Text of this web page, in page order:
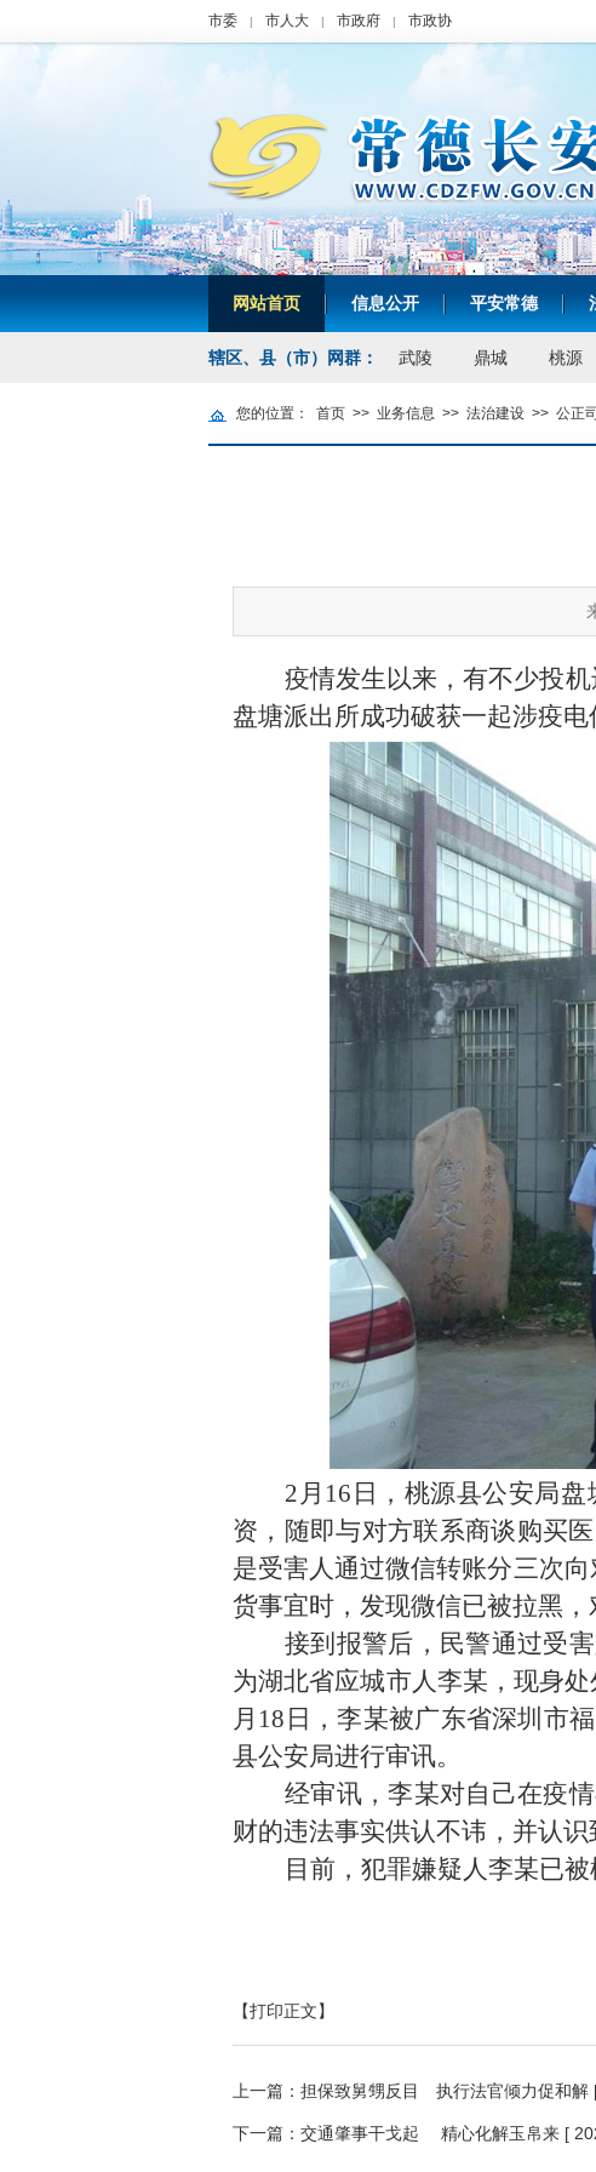
市委 | 市人大 | 市政府 | 市政协
网站首页 | 信息公开 | 平安常德 |
辖区、县（市）网群： 武陵 鼎城 桃源
您的位置： 首页 >> 业务信息 >> 法治建设 >> 公正
疫情发生以来，有不少投
盘塘派出所成功破获一起涉疫
2 月16日，桃源县公安局
资，随即与对方联系商谈购买
是受害人通过微信转账分三次
货事宜时，发现微信已被拉黑
接到报警后，民警通过受
为湖北省应城市人李某，现身
月18日，李某被广东省深圳市
县公安局进行审讯。
经审讯，李某对自己在疫
财的违法事实供认不讳，并认
目前，犯罪嫌疑人李某已
【打印正文】
上一篇： 担保致舅甥反目 执行法官倾力促和解
下一篇： 交通肇事干戈起 精心化解玉帛来 [